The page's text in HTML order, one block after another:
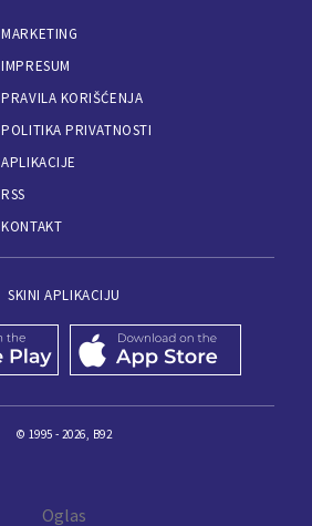
MARKETING
IMPRESUM
PRAVILA KORIŠĆENJA
POLITIKA PRIVATNOSTI
APLIKACIJE
RSS
KONTAKT
SKINI APLIKACIJU
© 1995 - 2026, B92